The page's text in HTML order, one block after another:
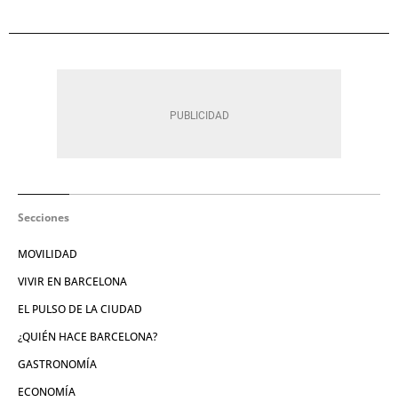
Secciones
MOVILIDAD
VIVIR EN BARCELONA
EL PULSO DE LA CIUDAD
¿QUIÉN HACE BARCELONA?
GASTRONOMÍA
ECONOMÍA